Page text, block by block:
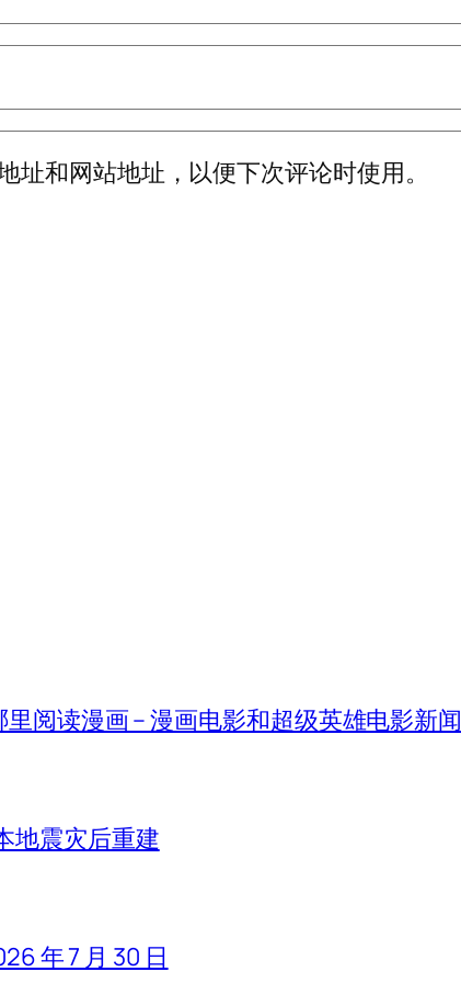
和网站地址，以便下次评论时使用。
阅读漫画 – 漫画电影和超级英雄电影新闻
地震灾后重建
年 7 月 30 日